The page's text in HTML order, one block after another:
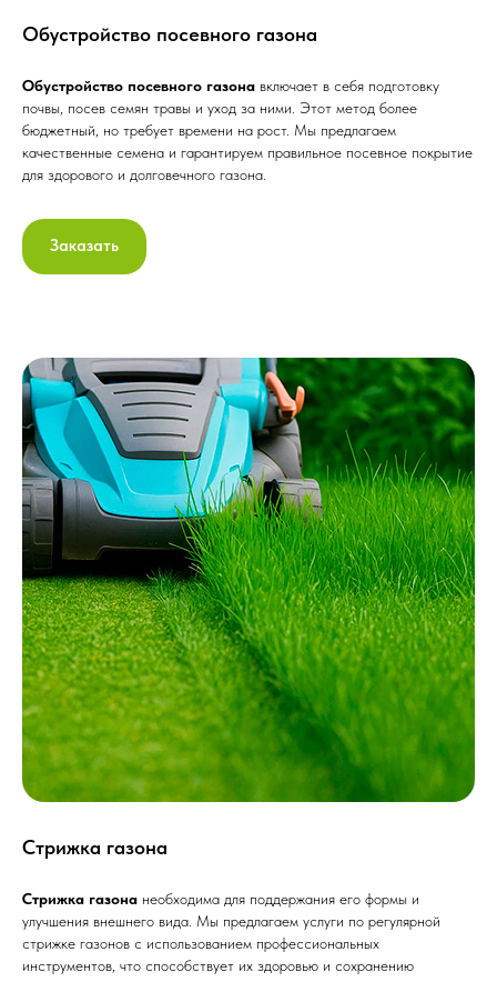
Обустройство посевного газона
Обустройство посевного газона включает в себя подготовку
почвы, посев семян травы и уход за ними. Этот метод более
бюджетный, но требует времени на рост. Мы предлагаем
качественные семена и гарантируем правильное посевное покрытие
для здорового и долговечного газона.
Заказать
Стрижка газона
Стрижка газона необходима для поддержания его формы и
улучшения внешнего вида. Мы предлагаем услуги по регулярной
стрижке газонов с использованием профессиональных
инструментов, что способствует их здоровью и сохранению